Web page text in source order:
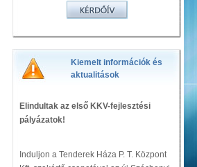
Kiemelt információk és
aktualitások
Elindultak az első KKV-fejlesztési
pályázatok!
Induljon a Tenderek Háza P. T. Központ